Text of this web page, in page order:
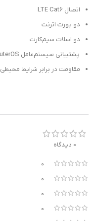
اتصال LTE Cat6
دو پورت اترنت
دو اسلات سیم‌کارت
پشتیبانی سیستم‌عامل RouterOS
مقاومت در برابر شرایط محیطی
0 دیدگاه
0
0
0
0